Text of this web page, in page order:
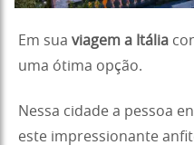
Em sua viagem a Itália
uma ótima opção.
Nessa cidade a pessoa
este impressionante